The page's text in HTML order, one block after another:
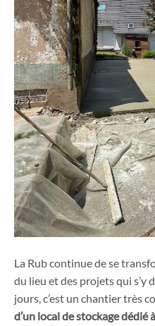
La Rub continue de se
du lieu et des projets qui s’y
jours, c’est un chantier très
d’un local de stockage